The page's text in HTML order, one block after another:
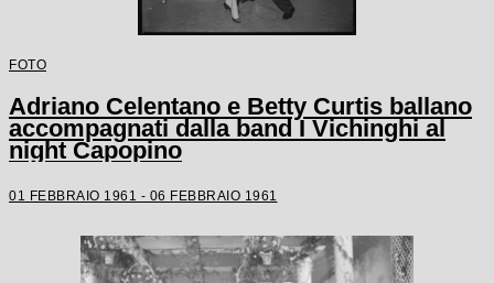
FOTO
Adriano Celentano e Betty Curtis ballano
accompagnati dalla band I Vichinghi al
night Capopino
01 FEBBRAIO 1961 - 06 FEBBRAIO 1961